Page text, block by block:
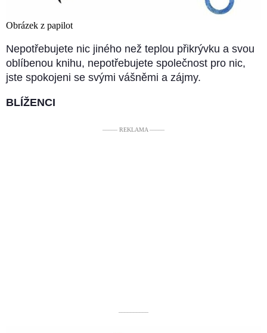
Obrázek z papilot
Nepotřebujete nic jiného než teplou přikrývku a svou
oblíbenou knihu, nepotřebujete společnost pro nic,
jste spokojeni se svými vášněmi a zájmy.
BLÍŽENCI
––––– REKLAMA –––––
––––––––––